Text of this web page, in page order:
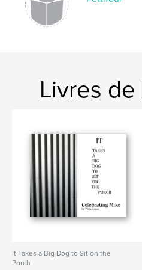
Livres
It Takes a Big Dog to Sit on the
Porch